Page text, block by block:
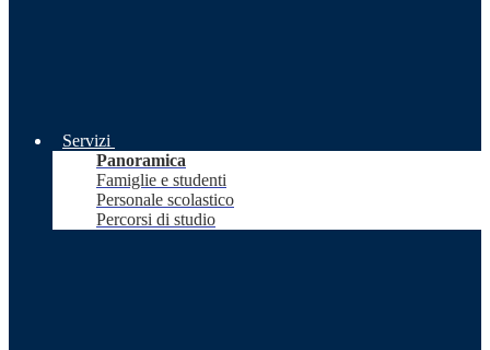
Servizi
Panoramica
Famiglie e studenti
Personale scolastico
Percorsi di studio